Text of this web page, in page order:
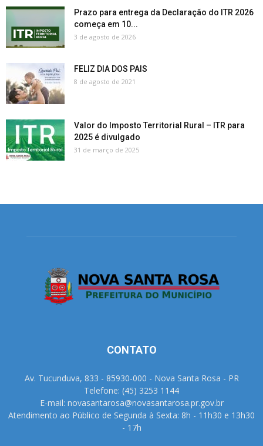
Prazo para entrega da Declaração do ITR 2026
começa em 10...
3 de agosto de 2026
FELIZ DIA DOS PAIS
8 de agosto de 2021
Valor do Imposto Territorial Rural – ITR para
2025 é divulgado
31 de março de 2025
CONTATO
Av. Tucunduva, 833 - 85930-000 - Nova Santa Rosa - PR
Telefone: (45) 3253 1144
E-mail: novasantarosa@novasantarosa.pr.gov.br
Atendimento ao Público de Segunda à Sexta: 8h - 11h30 e 13h30
- 17h